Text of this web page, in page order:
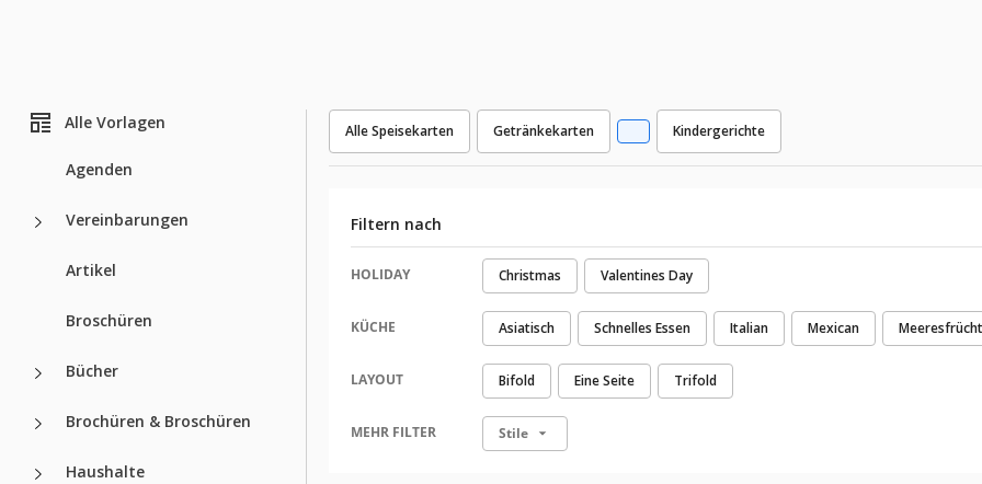
Alle Vorlagen
Agenden
Vereinbarungen
Artikel
Broschüren
Bücher
Brochüren & Broschüren
Haushalte
Alle Speisekarten Getränkekarten Kindergerichte
Filtern nach
HOLIDAY Christmas Valentines Day
KÜCHE Asiatisch Schnelles Essen Italian Mexican
LAYOUT Bifold Eine Seite Trifold
Stile
MEHR FILTER